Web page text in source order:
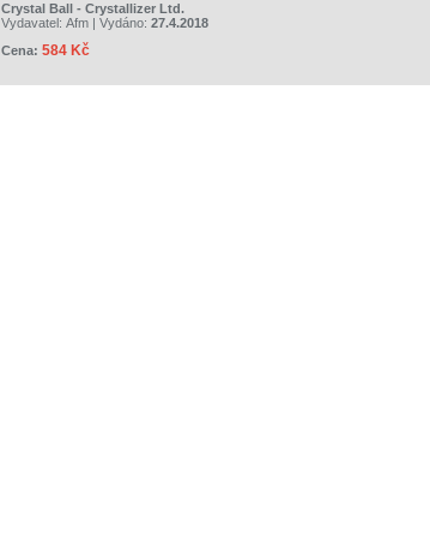
Crystal Ball - Crystallizer Ltd.
Vydavatel: Afm | Vydáno: 27.4.2018
Cena: 584 Kč